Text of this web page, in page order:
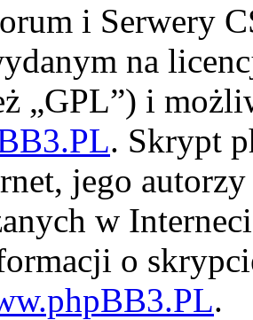
i Serwery
na
„GPL”) i
. Skrypt
jego
w
o
.